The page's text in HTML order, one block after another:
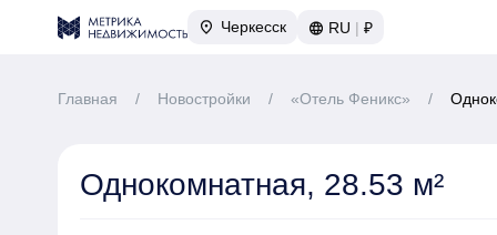
Черкесск RU | ₽
Главная / Новостройки / «Отель Феникс» /
Однокомнатная, 28.53 м²